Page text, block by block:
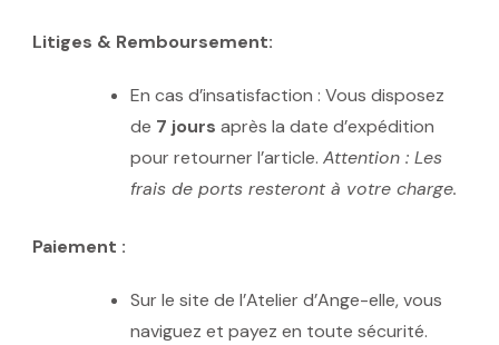
Litiges & Remboursement:
En cas d’insatisfaction : Vous disposez
de 7 jours après la date d’expédition
pour retourner l’article. Attention : Les
frais de ports resteront à votre charge.
Paiement :
Sur le site de l’Atelier d’Ange-elle, vous
naviguez et payez en toute sécurité.